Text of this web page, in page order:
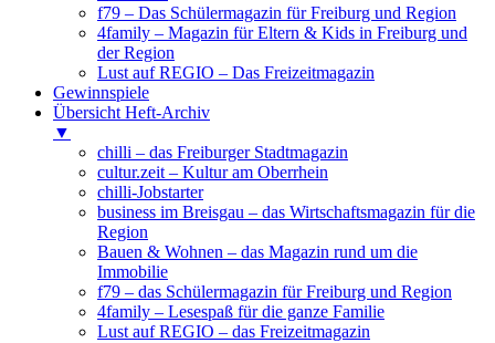
f79 – Das Schülermagazin für Freiburg und Region
4family – Magazin für Eltern & Kids in Freiburg und
der Region
Lust auf REGIO – Das Freizeitmagazin
Gewinnspiele
Übersicht Heft-Archiv
▼
chilli – das Freiburger Stadtmagazin
cultur.zeit – Kultur am Oberrhein
chilli-Jobstarter
business im Breisgau – das Wirtschaftsmagazin für die
Region
Bauen & Wohnen – das Magazin rund um die
Immobilie
f79 – das Schülermagazin für Freiburg und Region
4family – Lesespaß für die ganze Familie
Lust auf REGIO – das Freizeitmagazin